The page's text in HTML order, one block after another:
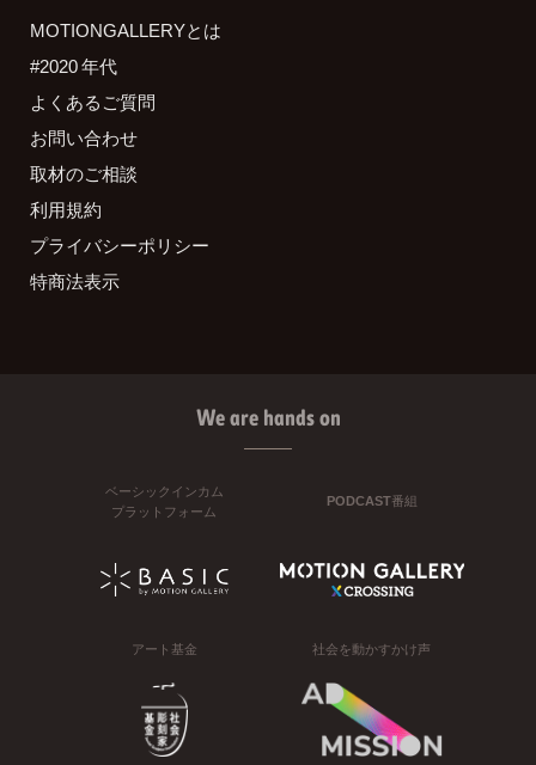
MOTIONGALLERYとは
#2020 年代
よくあるご質問
お問い合わせ
取材のご相談
利用規約
プライバシーポリシー
特商法表示
We are hands on
ベーシックインカム
プラットフォーム
PODCAST番組
アート基金 社会を動かすかけ声